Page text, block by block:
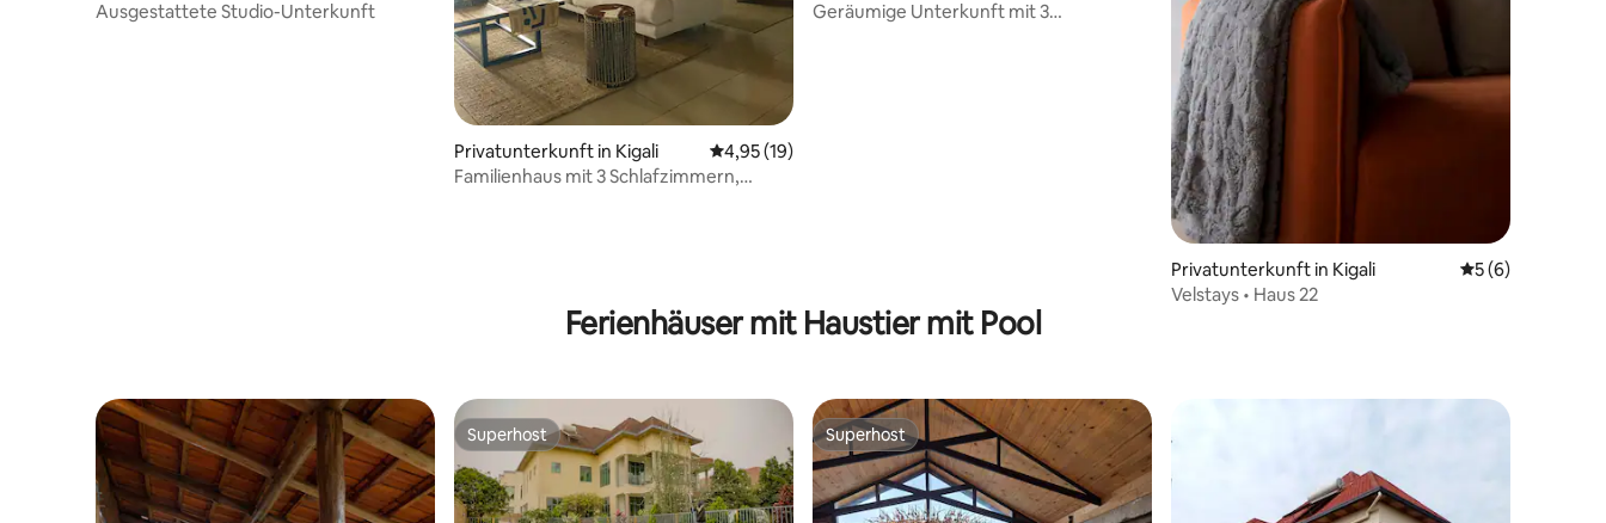
Ausgestattete Studio-Unterkunft
Privatunterkunft in Kigali Durchschnittliche Bewertung: 4,95 von 5, 19 Bewertungen
4,95 (19)
Familienhaus mit 3 Schlafzimmern,
Geräumige Unterkunft mit 3
Privatunterkunft in Kigali
5 (6)
Velstays • Haus 22
Ferienhäuser mit Haustier mit Pool
Superhost
Superhost Superhost
Superhost